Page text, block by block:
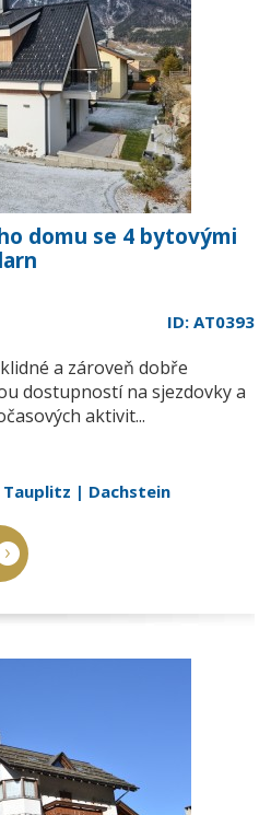
domu se 4 bytovými
ID: AT0393
a zároveň dobře
dostupností na sjezdovky a
aktivit...
Tauplitz | Dachstein